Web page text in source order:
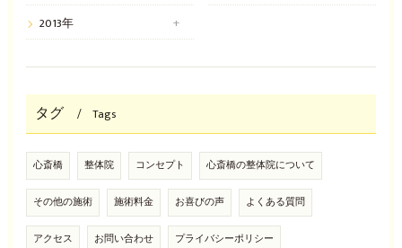
2013年
タグ Tags
心斎橋 整体院 コンセプト 心斎橋の整体院について
その他の施術 施術料金 お喜びの声 よくある質問
アクセス お問い合わせ プライバシーポリシー